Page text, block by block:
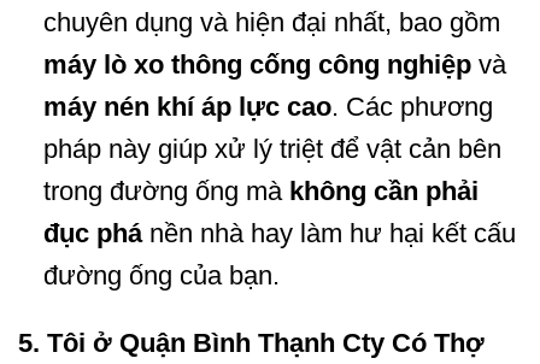
chuyên dụng và hiện đại nhất, bao gồm
máy lò xo thông cống công nghiệpvà
máy nén khí áp lực cao. Các phương
pháp này giúp xử lý triệt để vật cản bên
trong đường ống mà không cần phải
đục phánền nhà hay làm hư hại kết cấu
đường ống của bạn.
5. Tôi ở Quận Bình Thạnh Cty Có Thợ